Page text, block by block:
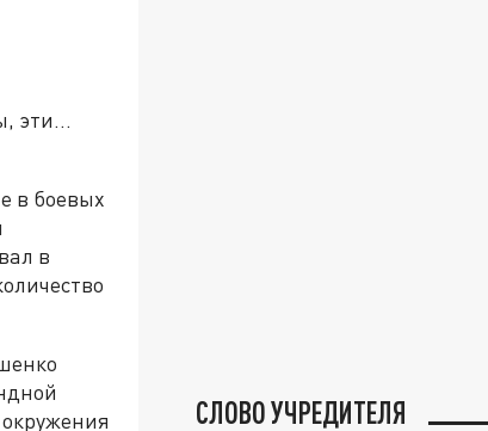
эти...
в боевых
в
СЛОВО УЧРЕДИТЕЛЯ